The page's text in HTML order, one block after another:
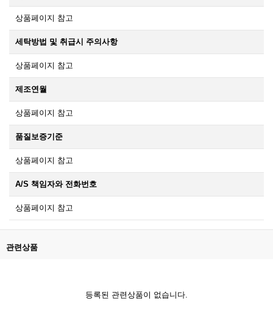
상품페이지 참고
세탁방법 및 취급시 주의사항
상품페이지 참고
제조연월
상품페이지 참고
품질보증기준
상품페이지 참고
A/S 책임자와 전화번호
상품페이지 참고
관련상품
등록된 관련상품이 없습니다.